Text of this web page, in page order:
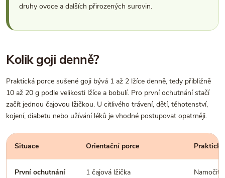
druhy ovoce a dalších přirozených surovin.
Kolik goji denně?
Praktická porce sušené goji bývá 1 až 2 lžíce denně, tedy přibližně
10 až 20 g podle velikosti lžíce a bobulí. Pro první ochutnání stačí
začít jednou čajovou lžičkou. U citlivého trávení, dětí, těhotenství,
kojení, diabetu nebo užívání léků je vhodné postupovat opatrněji.
Situace Orientační porce
První ochutnání 1 čajová lžička Namočit